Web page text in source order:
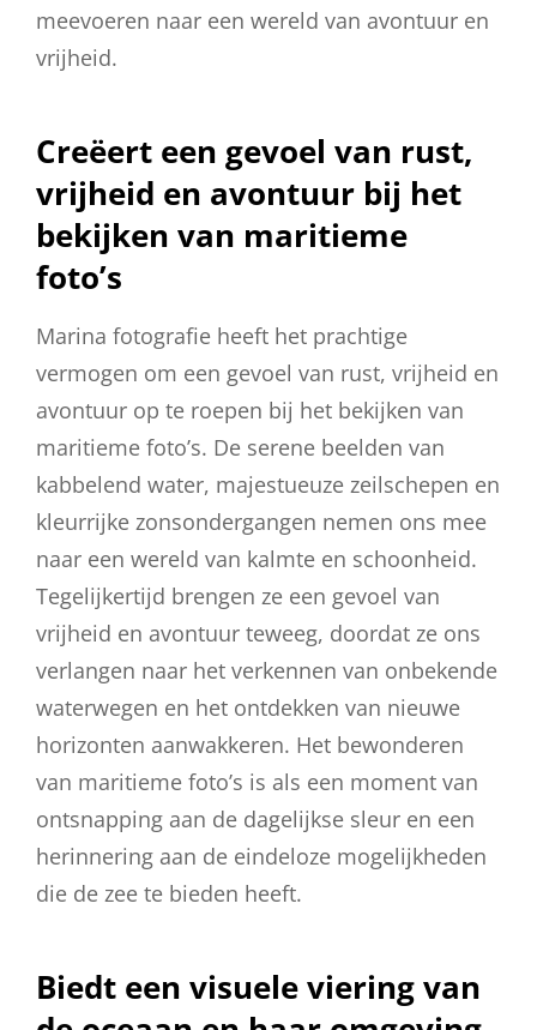
meevoeren naar een wereld van avontuur en
vrijheid.
Creëert een gevoel van rust,
vrijheid en avontuur bij het
bekijken van maritieme
foto’s
Marina fotografie heeft het prachtige
vermogen om een gevoel van rust, vrijheid en
avontuur op te roepen bij het bekijken van
maritieme foto’s. De serene beelden van
kabbelend water, majestueuze zeilschepen en
kleurrijke zonsondergangen nemen ons mee
naar een wereld van kalmte en schoonheid.
Tegelijkertijd brengen ze een gevoel van
vrijheid en avontuur teweeg, doordat ze ons
verlangen naar het verkennen van onbekende
waterwegen en het ontdekken van nieuwe
horizonten aanwakkeren. Het bewonderen
van maritieme foto’s is als een moment van
ontsnapping aan de dagelijkse sleur en een
herinnering aan de eindeloze mogelijkheden
die de zee te bieden heeft.
Biedt een visuele viering van